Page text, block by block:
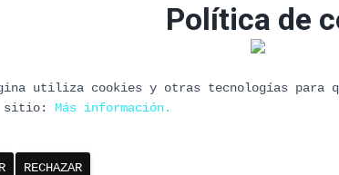
Política de
utiliza cookies y otras tecnologías para
sitio: Más información.
RECHAZAR